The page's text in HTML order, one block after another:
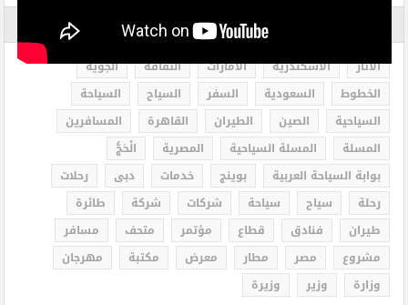
الاثار الاسكندرية الامارات الثقافة
الجوية
الخطوط
السعودية السفر السياح
السياحة
السياحية
الصين الطيران القاهرة
المسافرين
المسلة
المسلة السياحية المصرية
الْحَجُّ
بوابة السياحة العربية
بوينج خدمات دبى
رحلات
رحلة
سياح سياحة شركات شركة
طائرة
طيران
فنادق قطاع مؤتمر متحف
مسافر
مشروع
مصر مطار معرض مكتبة
مهرجان
وزارة
وزير وزيرة